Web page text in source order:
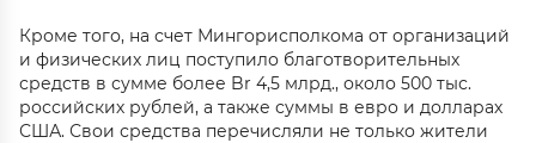
Кроме того, на счет Мингорисполкома от организаций
и физических лиц поступило благотворительных
средств в сумме более Br 4,5 млрд., около 500 тыс.
российских рублей, а также суммы в евро и долларах
США. Свои средства перечисляли не только жители